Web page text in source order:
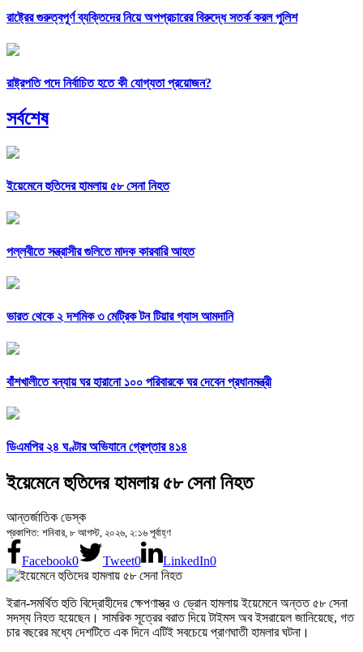
রাষ্ট্রের গুরুত্বপূর্ণ ব্যক্তিদের নিয়ে অপপ্রচারের বিরুদ্ধে সতর্ক করল পুলিশ
রাষ্ট্রপতি পদে নির্বাচিত হতে কী যোগ্যতা প্রয়োজন?
সর্বশেষ
ইয়েমেনে হুতিদের হামলায় ৫৮ সেনা নিহত
পল্লবীতে সন্ত্রাসীর গুলিতে মাদক কারবারি আহত
ভারত থেকে ২ দশমিক ৩ মেট্রিক টন টিয়ার গ্যাস আমদানি
বাঁশখালীতে বন্যায় ঘর হারানো ১০০ পরিবারকে ঘর দেবেন প্রধানমন্ত্রী
ডিএমপির ২৪ ঘণ্টার অভিযানে গ্রেপ্তার ৪১৪
ইয়েমেনে হুতিদের হামলায় ৫৮ সেনা নিহত
আন্তর্জাতিক ডেস্ক
প্রকাশিত: শনিবার, ৮ আগস্ট, ২০২৬, ২:১৬ পূর্বাহ্ণ
Facebook0 Tweet0 LinkedIn0
ইরান-সমর্থিত হুতি বিদ্রোহীদের ক্ষেপণাস্ত্র ও ড্রোন হামলায় ইয়েমেনে অন্তত ৫৮ সেনা
সদস্য নিহত হয়েছেন। সামরিক সূত্রের বরাত দিয়ে টাইমস অব ইসরায়েল জানিয়েছে, গত
চার বছরের মধ্যে দেশটিতে এক দিনে এটিই সবচেয়ে প্রাণঘাতী হামলার ঘটনা।